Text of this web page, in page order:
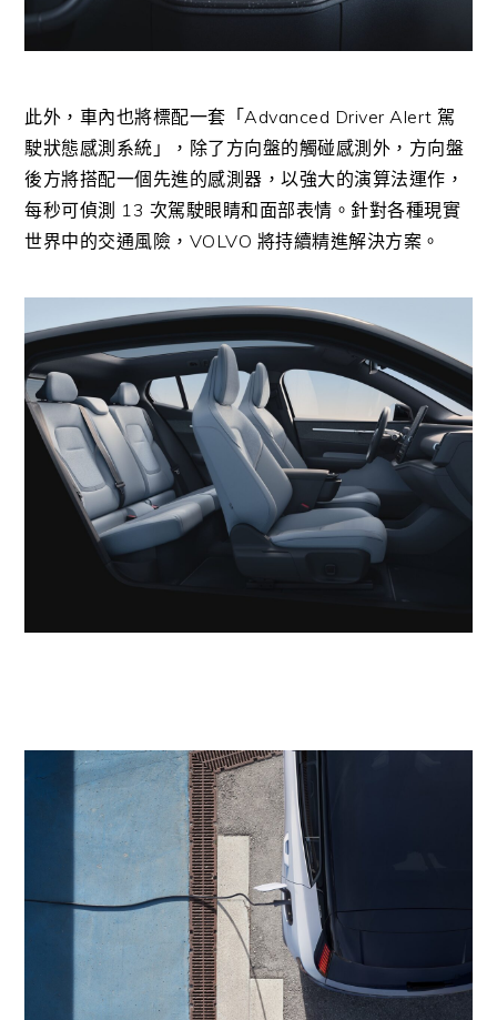
此外，車內也將標配一套「Advanced Driver Alert 駕
駛狀態感測系統」，除了方向盤的觸碰感測外，方向盤
後方將搭配一個先進的感測器，以強大的演算法運作，
每秒可偵測 13 次駕駛眼睛和面部表情。針對各種現實
世界中的交通風險， VOLVO 將持續精進解決方案。